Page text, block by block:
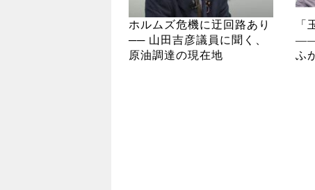
ホルムズ危機に迂回路あり
── 山田吉彦議員に聞く、
原油調達の現在地
「
ふ